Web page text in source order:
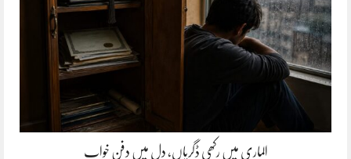
الماری میں رکھی ڈگریاں، دل میں دفن خواب